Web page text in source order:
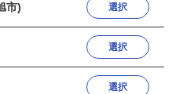
市) 選択
選択
選択